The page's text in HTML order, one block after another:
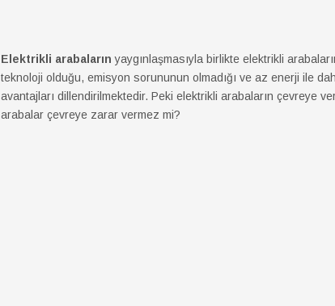
Elektrikli arabaların yaygınlaşmasıyla birlikte elektrikli
teknoloji olduğu, emisyon sorununun olmadığı ve az enerji ile
avantajları dillendirilmektedir. Peki elektrikli arabaların çevreye
arabalar çevreye zarar vermez mi?